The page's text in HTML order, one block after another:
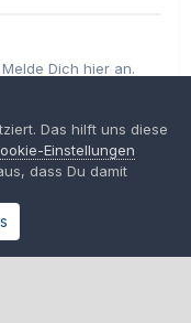
Dich hier an.
Das hilft uns diese
Einstellungen
dass Du damit